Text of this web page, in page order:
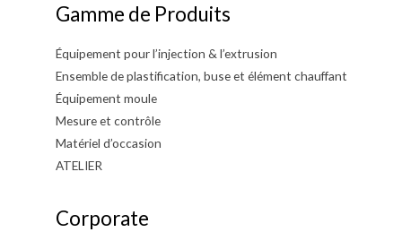
Gamme de Produits
Équipement pour l’injection & l’extrusion
Ensemble de plastification, buse et élément chauffant
Équipement moule
Mesure et contrôle
Matériel d’occasion
ATELIER
Corporate